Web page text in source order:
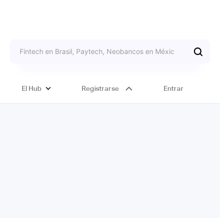
El Hub Registrarse Entrar